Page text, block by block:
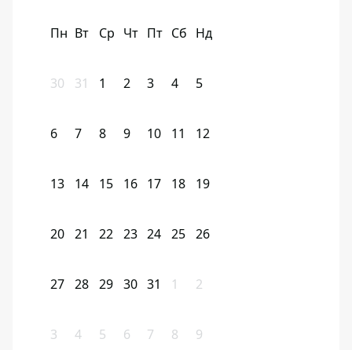
Пн Вт Ср Чт Пт Сб Нд
30 31 1 2 3 4 5
6 7 8 9 10 11 12
13 14 15 16 17 18 19
20 21 22 23 24 25 26
27 28 29 30 31 1 2
3 4 5 6 7 8 9